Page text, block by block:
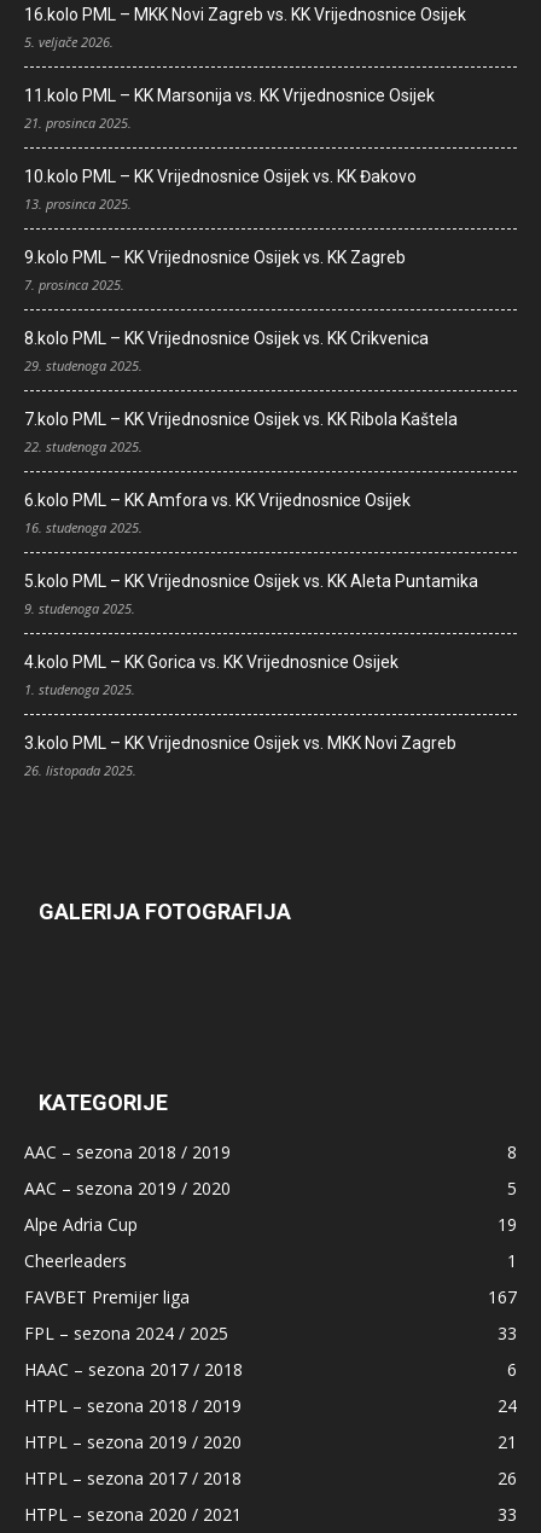
16.kolo PML – MKK Novi Zagreb vs. KK Vrijednosnice Osijek
5. veljače 2026.
11.kolo PML – KK Marsonija vs. KK Vrijednosnice Osijek
21. prosinca 2025.
10.kolo PML – KK Vrijednosnice Osijek vs. KK Đakovo
13. prosinca 2025.
9.kolo PML – KK Vrijednosnice Osijek vs. KK Zagreb
7. prosinca 2025.
8.kolo PML – KK Vrijednosnice Osijek vs. KK Crikvenica
29. studenoga 2025.
7.kolo PML – KK Vrijednosnice Osijek vs. KK Ribola Kaštela
22. studenoga 2025.
6.kolo PML – KK Amfora vs. KK Vrijednosnice Osijek
16. studenoga 2025.
5.kolo PML – KK Vrijednosnice Osijek vs. KK Aleta Puntamika
9. studenoga 2025.
4.kolo PML – KK Gorica vs. KK Vrijednosnice Osijek
1. studenoga 2025.
3.kolo PML – KK Vrijednosnice Osijek vs. MKK Novi Zagreb
26. listopada 2025.
GALERIJA FOTOGRAFIJA
KATEGORIJE
AAC – sezona 2018 / 2019
8
AAC – sezona 2019 / 2020
5
Alpe Adria Cup
19
Cheerleaders
1
FAVBET Premijer liga
167
FPL – sezona 2024 / 2025
33
HAAC – sezona 2017 / 2018
6
HTPL – sezona 2018 / 2019
24
HTPL – sezona 2019 / 2020
21
HTPL – sezona 2017 / 2018
26
HTPL – sezona 2020 / 2021
33